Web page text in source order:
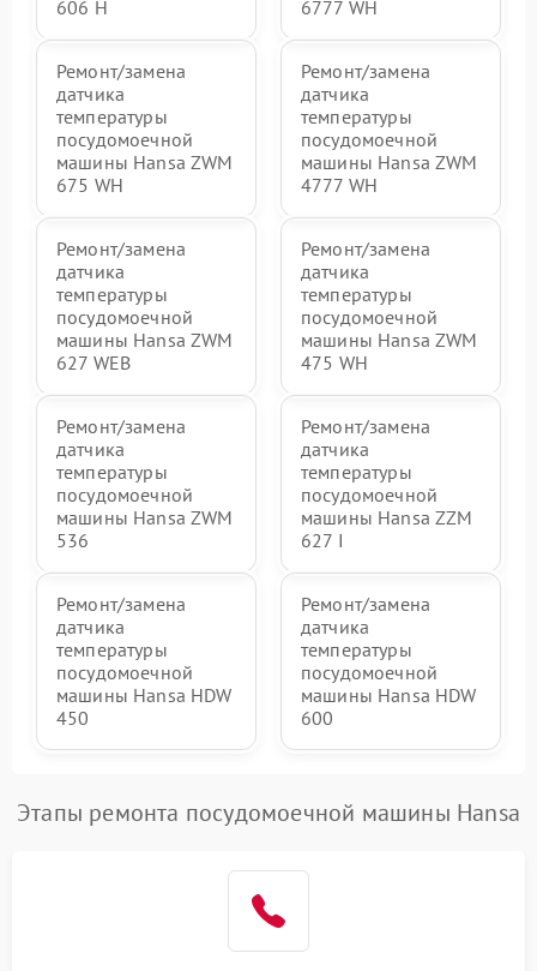
606 Н 6777 WH
Ремонт/замена
датчика
температуры
посудомоечной
машины Hansa ZWM
675 WH
Ремонт/замена
датчика
температуры
посудомоечной
машины Hansa ZWM
4777 WH
Ремонт/замена
датчика
температуры
посудомоечной
машины Hansa ZWM
627 WEB
Ремонт/замена
датчика
температуры
посудомоечной
машины Hansa ZWM
475 WH
Ремонт/замена
датчика
температуры
посудомоечной
машины Hansa ZWM
536
Ремонт/замена
датчика
температуры
посудомоечной
машины Hansa ZZM
627 I
Ремонт/замена
датчика
температуры
посудомоечной
машины Hansa HDW
450
Ремонт/замена
датчика
температуры
посудомоечной
машины Hansa HDW
600
Этапы ремонта посудомоечной машины Hansa